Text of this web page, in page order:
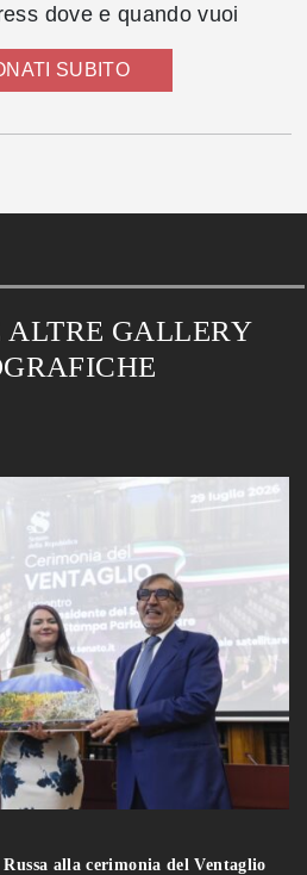
dove e quando vuoi
SUBITO
ALTRE GALLERY
alla cerimonia del Ventaglio